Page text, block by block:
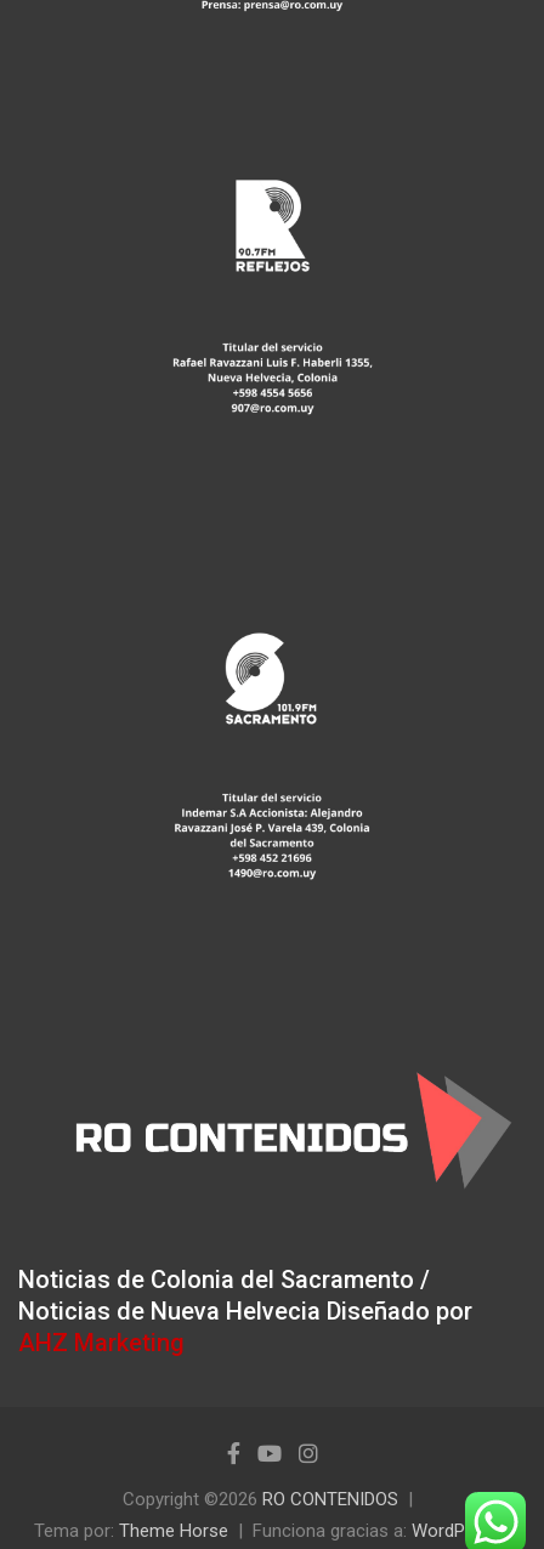
Noticias de Colonia del Sacramento /
Noticias de Nueva Helvecia Diseñado por
AHZ Marketing
Copyright ©2026 RO CONTENIDOS
Tema por: Theme Horse Funciona gracias a: WordPress